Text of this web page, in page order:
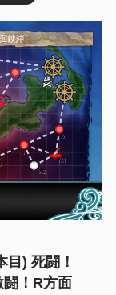
目) 死闘！
！R方面